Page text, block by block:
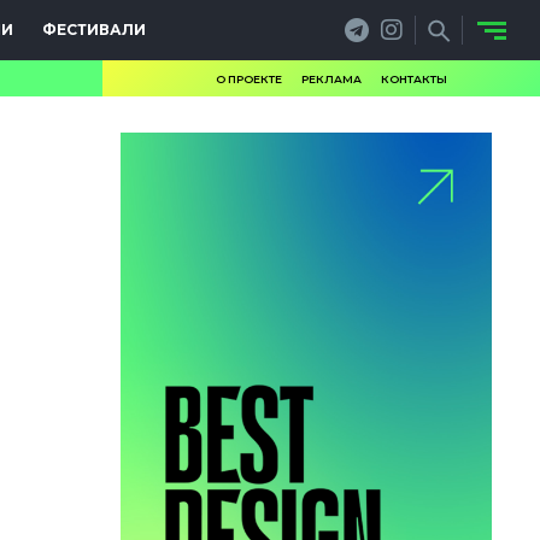
ФЕСТИВАЛИ
О ПРОЕКТЕ РЕКЛАМА КОНТАКТЫ